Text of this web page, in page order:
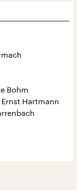
Bohm
Hartmann